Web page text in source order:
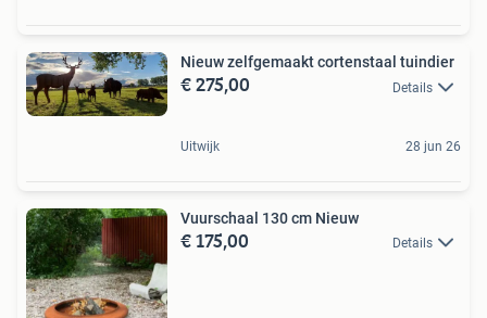
Nieuw zelfgemaakt cortenstaal tuindier
€ 275,00 Details
Uitwijk 28 jun 26
Vuurschaal 130 cm Nieuw
€ 175,00 Details